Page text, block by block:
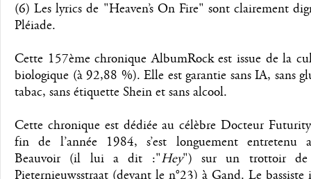
(6) Les lyrics de "Heaven’s On Fire" sont clairement
Pléiade.
Cette 157ème chronique AlbumRock est issue de la
biologique (à 92,88 %). Elle est garantie sans IA, sans
tabac, sans étiquette Shein et sans alcool.
Cette chronique est dédiée au célèbre Docteur
fin de l’année 1984, s’est longuement entretenu
Beauvoir (il lui a dit :"Hey") sur un trottoir
Pieternieuwsstraat (devant le n°23) à Gand. Le bassiste